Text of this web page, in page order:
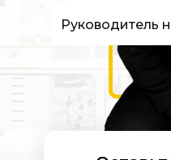
Руководитель